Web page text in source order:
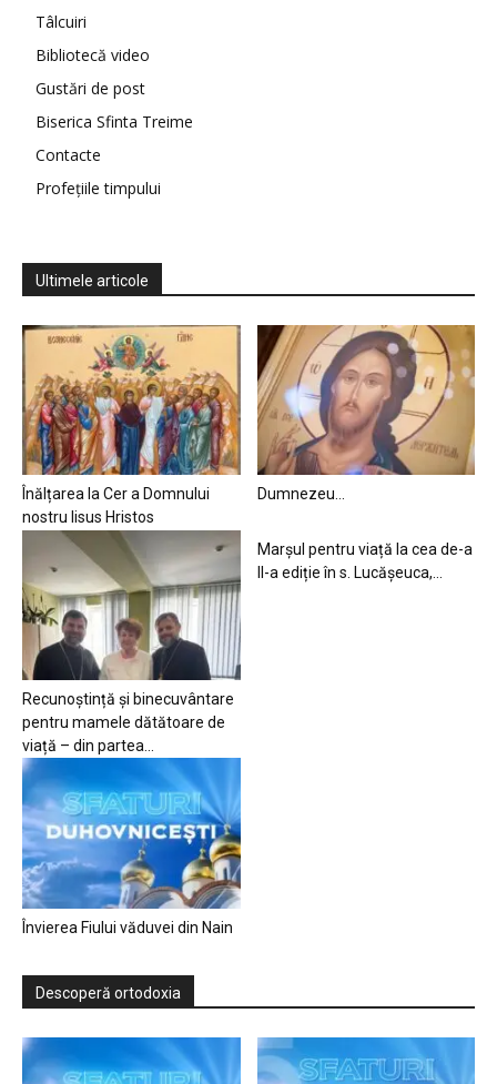
Tâlcuiri
Bibliotecă video
Gustări de post
Biserica Sfinta Treime
Contacte
Profețiile timpului
Ultimele articole
Înălțarea la Cer a Domnului
nostru Iisus Hristos
Dumnezeu…
Recunoștință și binecuvântare
pentru mamele dătătoare de
viață – din partea...
Marșul pentru viață la cea de-a
II-a ediție în s. Lucășeuca,...
Învierea Fiului văduvei din Nain
Descoperă ortodoxia